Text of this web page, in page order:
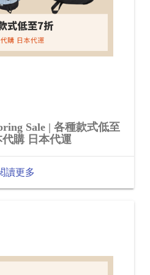
Sale | 各種款式低至
代購 日本代運
讀更多